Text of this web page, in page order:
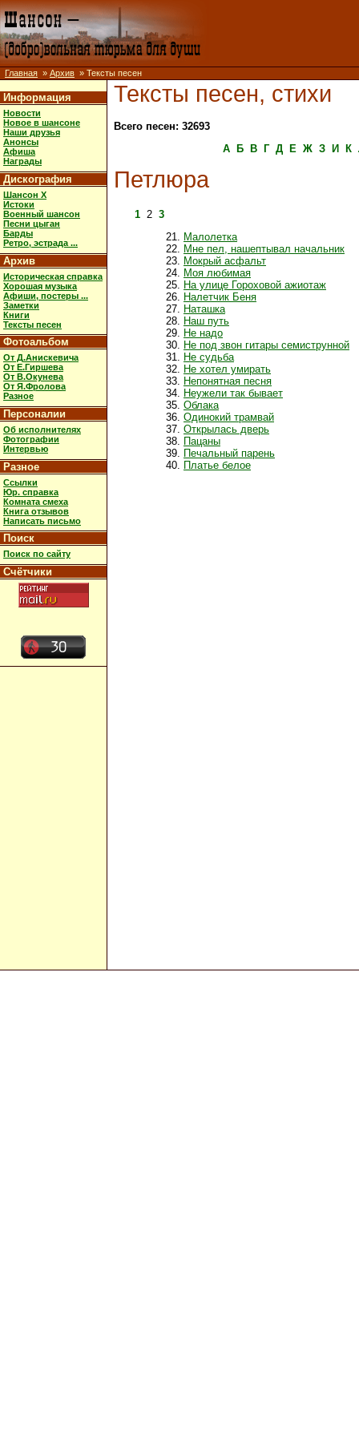
Главная » Архив » Тексты песен
Информация
Новости
Новое в шансоне
Наши друзья
Анонсы
Афиша
Награды
Дискография
Шансон X
Истоки
Военный шансон
Песни цыган
Барды
Ретро, эстрада ...
Архив
Историческая справка
Хорошая музыка
Афиши, постеры ...
Заметки
Книги
Тексты песен
Фотоальбом
От Д.Анискевича
От Е.Гиршева
От В.Окунева
От Я.Фролова
Разное
Персоналии
Об исполнителях
Фотографии
Интервью
Разное
Ссылки
Юр. справка
Комната смеха
Книга отзывов
Написать письмо
Поиск
Поиск по сайту
Счётчики
Тексты песен, стихи
Всего песен: 32693
А
Б В Г Д Е Ж З И К
Петлюра
1 2 3
Малолетка
Мне пел, нашептывал начальник
Мокрый асфальт
Моя любимая
На улице Гороховой ажиотаж
Налетчик Беня
Наташка
Наш путь
Не надо
Не под звон гитары семиструнной
Не судьба
Не хотел умирать
Непонятная песня
Неужели так бывает
Облака
Одинокий трамвай
Открылась дверь
Пацаны
Печальный парень
Платье белое